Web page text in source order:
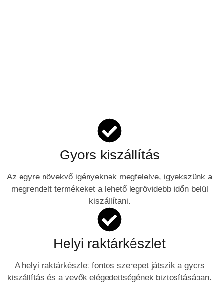
Gyors kiszállítás
Az egyre növekvő igényeknek megfelelve, igyekszünk a
megrendelt termékeket a lehető legrövidebb időn belül
kiszállítani.
Helyi raktárkészlet
A helyi raktárkészlet fontos szerepet játszik a gyors
kiszállítás és a vevők elégedettségének biztosításában.